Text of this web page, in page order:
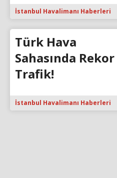
İstanbul Havalimanı Haberleri
Türk Hava
Sahasında Rekor
Trafik!
İstanbul Havalimanı Haberleri